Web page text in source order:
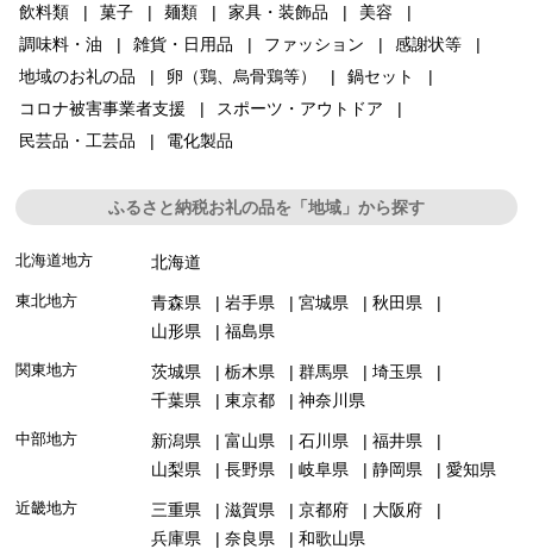
飲料類
菓子 麺類 家具・装飾品
美容
調味料・油
雑貨・日用品 ファッション
感謝状等
地域のお礼の品
卵（鶏、烏骨鶏等）
鍋セット
コロナ被害事業者支援
スポーツ・アウトドア
民芸品・工芸品
電化製品
ふるさと納税お礼の品を「地域」から探す
北海道地方 北海道
東北地方 青森県 岩手県 宮城県
秋田県
山形県
福島県
関東地方 茨城県 栃木県 群馬県
埼玉県
千葉県
東京都 神奈川県
中部地方 新潟県 富山県 石川県
福井県
山梨県
長野県 岐阜県 静岡県 愛知県
近畿地方 三重県 滋賀県 京都府
大阪府
兵庫県
奈良県 和歌山県